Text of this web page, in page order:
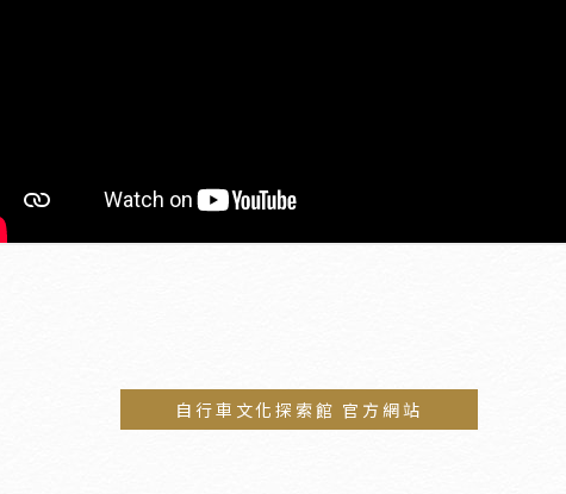
自行車文化探索館 官方網站